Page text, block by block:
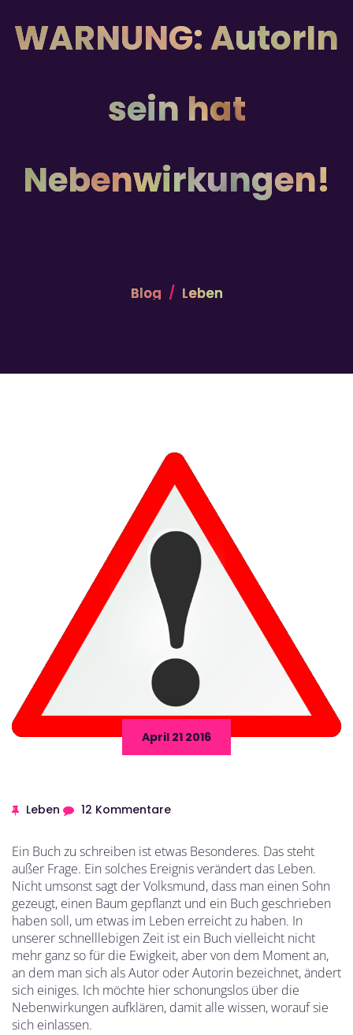
WARNUNG: AutorIn
sein hat
Nebenwirkungen!
Blog Leben
April 21 2016
Leben 12 Kommentare
Ein Buch zu schreiben ist etwas Besonderes. Das steht
außer Frage. Ein solches Ereignis verändert das Leben.
Nicht umsonst sagt der Volksmund, dass man einen Sohn
gezeugt, einen Baum gepflanzt und ein Buch geschrieben
haben soll, um etwas im Leben erreicht zu haben. In
unserer schnelllebigen Zeit ist ein Buch vielleicht nicht
mehr ganz so für die Ewigkeit, aber von dem Moment an,
an dem man sich als Autor oder Autorin bezeichnet, ändert
sich einiges. Ich möchte hier schonungslos über die
Nebenwirkungen aufklären, damit alle wissen, worauf sie
sich einlassen.